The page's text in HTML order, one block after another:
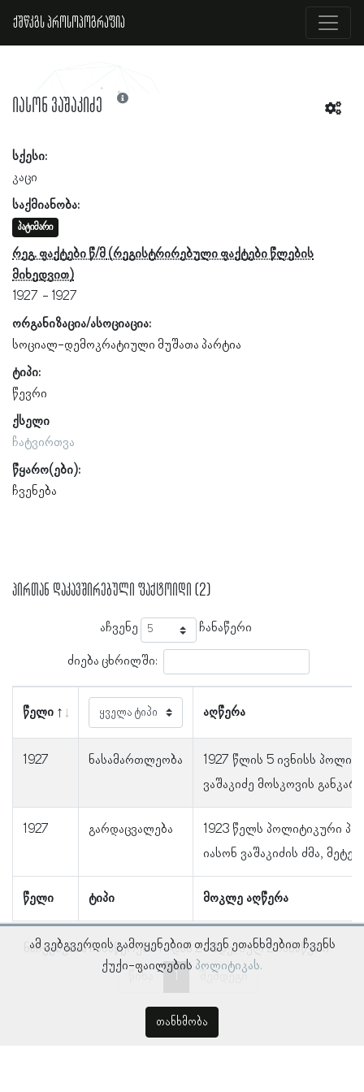
ქშწკგს პროსოპოგრაფია
იასონ ვაშაკიძე
სქესი:
კაცი
საქმიანობა:
პატიმარი
რეგ. ფაქტები წ/მ
1927
1927
ორგანიზაცია/ასოციაცია:
სოციალ-დემოკრატიული მუშათა პარტია
ტიპი:
წევრი
ქსელი
ჩატვირთვა
წყარო(ები):
ჩვენება
პირთან დაკავშირებული ფაქტოიდი (2)
აჩვენე ჩანაწერი
ძიება ცხრილში:
წელი აღწერა
წელი ტიპი მოკლე აღწერა
1927 ნასამართლეობა
1927 წლის 5 ივნისს
ვაშაკიძე მოსკოვის
1927 გარდაცვალება
1923 წელს პოლიტიკური
იასონ ვაშაკიძის ძმა,
ნაჩვენებია ჩანაწერები 1–დან 2–მდე, სულ 2 ჩანაწერი
წინა
შემდეგი
ამ ვებგვერდის გამოყენებით თქვენ ეთანხმებით ჩვენს
ქუქი-ფაილების პოლიტიკას.
თანხმობა